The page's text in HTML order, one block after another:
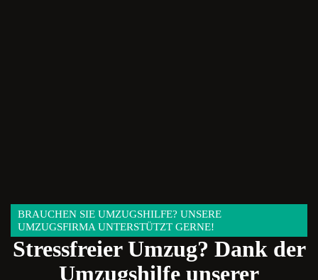
BRAUCHEN SIE UMZUGSHILFE? UNSERE
UMZUGSFIRMA UNTERSTÜTZT GERNE!
Stressfreier Umzug? Dank der
Umzugshilfe unserer